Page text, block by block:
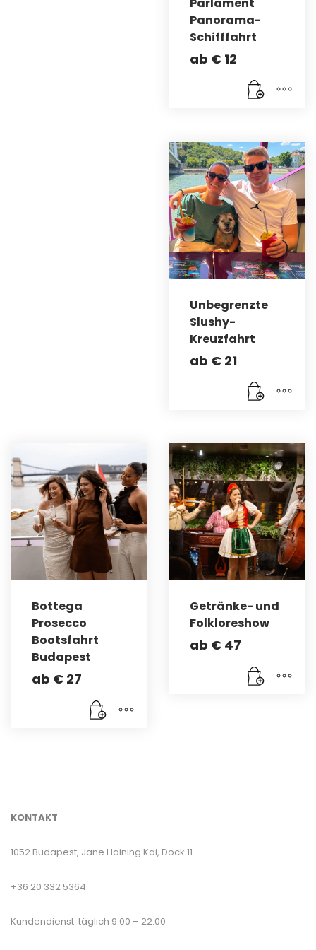
Panorama-
Schifffahrt
ab € 12
Unbegrenzte
Slushy-
Kreuzfahrt
ab € 21
Bottega
Prosecco
Bootsfahrt
Budapest
ab € 27
Getränke- und
Folkloreshow
ab € 47
KONTAKT
1052 Budapest, Jane Haining Kai, Dock 11
+36 20 332 5364
Kundendienst: täglich 9:00 – 22:00